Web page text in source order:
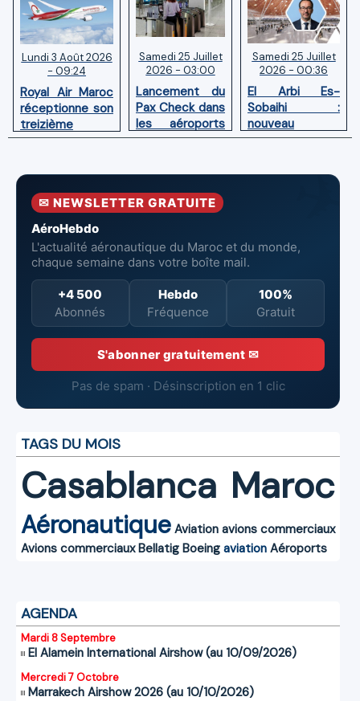
Lundi 3 Août 2026
- 09:24
Royal Air Maroc
réceptionne son
treizième
Boeing 787
Samedi 25 Juillet
2026 - 03:00
Lancement du
Pax Check dans
les aéroports
du Maroc
Samedi 25 Juillet
2026 - 00:36
El Arbi Es-
Sobaihi :
nouveau
directeur à la
l’Aéroport
Mohammed V
✉ NEWSLETTER GRATUITE
AéroHebdo
L'actualité aéronautique du Maroc et du monde,
chaque semaine dans votre boîte mail.
+4 500
Abonnés
Hebdo
Fréquence
100%
Gratuit
S'abonner gratuitement ✉
Pas de spam · Désinscription en 1 clic
TAGS DU MOIS
Casablanca Maroc
Aéronautique Aviation avions commerciaux
Avions commerciaux Bellatig Boeing aviation Aéroports
AGENDA
Mardi 8 Septembre
El Alamein International Airshow (au 10/09/2026)
Mercredi 7 Octobre
Marrakech Airshow 2026 (au 10/10/2026)